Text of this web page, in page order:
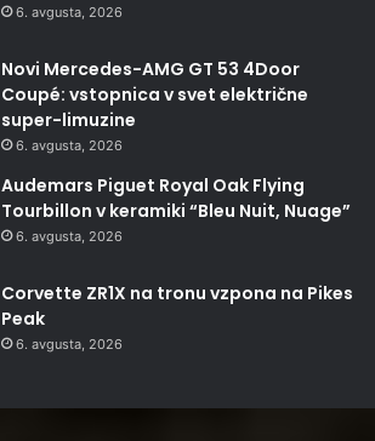
6. avgusta, 2026
Novi Mercedes-AMG GT 53 4Door
Coupé: vstopnica v svet električne
super-limuzine
6. avgusta, 2026
Audemars Piguet Royal Oak Flying
Tourbillon v keramiki “Bleu Nuit, Nuage”
6. avgusta, 2026
Corvette ZR1X na tronu vzpona na Pikes
Peak
6. avgusta, 2026